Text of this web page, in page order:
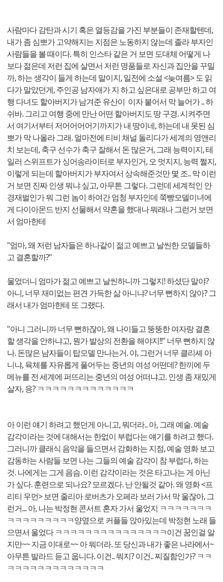
사람마다 감탄과 시기 혹은 열등감을 가진 부분들이 존재할텐데,
내가 좀 심뽀가 고약해지는 지점은 노동하지 않는데 졸라 부자인
사람들을 볼 때이다. 특히 인스타 같은 거 보면 도대체 어떻게 나
보다 젊은데 저런 집에 살면서 저런 명품들로 자신과 집안을 꾸밀
까, 하는 생각이 들게 하는데 말이지, 일전에 소설 <늦여름> 도 읽
다가 말았던게, 주인공 남자애가 지 하고 싶은대로 공부만 하고 여
행 다녀도 할아버지가 남겨준 유산이 이자 붙어서 막 늘어가 .. 하
쉬바. 그리고 여행 중에 만난 어떤 할아버지도 땅 구경. 시켜주면
서 여기서부터 저어어어어기까지가 내 땅이네, 하는데 내 못된 심
뽀가 막 나올라 그래. 얼마전에 티비 채널 돌리다가 세계의 영앤리
치 보는데, 축구 선수가 축구 잘해서 돈 많은거, 그래 능력이지, 테
일러 스위프트가 싱어송라이터로 부자인거, 오 멋지지, 능력 쩔지,
이렇게 되는데 할아버지가 부자여서 상속해준것만 몇 조.. 막 이런
거 보면 진짜 인생 뭐냐 싶고, 아무튼 그렇다. 그런데 세계적인 안
경재벌인가 뭐 그런 놈이 하여간 엄청 부자인데 쭉빵모델미녀에
게 다이아몬드 반지 선물해서 약혼을 했대나 뭐래나 그런거 보면
서 엄마한테
"엄마, 왜 저런 남자들은 하나같이 젊고 예쁘고 날씬한 모델들하
고 결혼할까?"
물었더니 엄마가 젊고 예쁘고 날씬하니까 그렇지! 하셨단 말야?
아니, 너무 재미없는 편견 가득한 삶 아니냐? 너무 뻔하지 않아? 그
래서 내가 엄마한테 또 그랬다.
"아니 그러니까 너무 뻔하잖아, 왜 나이들고 뚱뚱한 여자랑 결혼
할 생각을 안하냐고, 뭔가 발상의 전환을 해야지!!" 너무 뻔하지 않
나. 돈많은 남자들이 탑모델 만나는거. 야, 그런거 너무 클리셰 아
니냐, 육체를 자유롭게 풀어두는 중년의 여성 어떤데? 한끼에 두
메뉴를 전 세계에 퍼뜨리는 중년의 여성 어떠냐고. 인생 좀 재밌게
살자, 응? ㅋㅋㅋㅋㅋㅋㅋㅋㅋㅋㅋㅋㅋ
아 이런 얘기 하려고 했던게 아니고, 뭐더라.. 아, 그래 예술. 예술
감각이라는 것에 대해서는 한없이 부럽다는 얘기를 하려고 했다.
그러니까 클래식 음악을 들으면서 감화하는 지점, 예술 영화 보고
감동하는 사람들 보면 나는 그들의 예술 감각이 참 부럽다, 하는
것. 나에게는 그게 음슴. 이런 감각이라는 것은 타고나는 게 아닌
가 싶다. 훈련으로 되나요? 모르겠다. 난 안될것 같아. 왜 영화 <프
리티 우먼> 보면 줄리아 로버츠가 오페라 보러 가서 막 울잖아, 그
런거... 아, 나는 박정현 콘서트 혼자 가서 울었지 ㅋㅋㅋㅋㅋㅋㅋ
ㅋㅋㅋㅋㅋㅋㅋㅋㅋ양옆으로 커플들 앉아있는데 박정현 노래 들
으면서 울었다 ㅋㅋㅋㅋㅋㅋㅋㅋㅋㅋㅋㅋㅋㅋㅋ이건 꿈인걸 알
지만~~ 지금 이대로~~ 아 뭐더라. 또 당신과 내가 좋은 나라에서~
아무튼 발라드 듣고 웁니다. 이건.. 뭐지? 이건.. 찌질함인가? ㅋㅋ
ㅋㅋㅋㅋㅋㅋㅋㅋㅋㅋㅋㅋㅋ